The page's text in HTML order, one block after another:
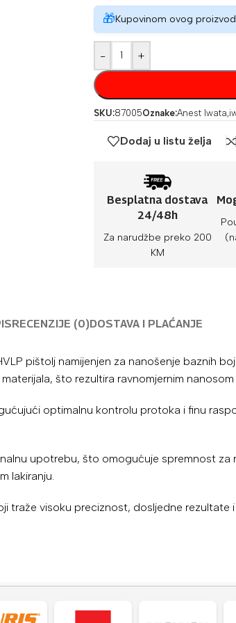
🎁Kupovinom ovog
- +
SKU:87005Oznake:Anest Iwata,
Dodaj u listu želja
Besplatna dostava
24/48h
Za narudžbe preko 200
KM
RECENZIJE (0)DOSTAVA I PLAĆANJE
pištolj namijenjen za nanošenje baznih
što rezultira ravnomjernim
optimalnu kontrolu protoka i finu
upotrebu, što omogućuje spremnost
lakiranju.
traže visoku preciznost, dosljedne